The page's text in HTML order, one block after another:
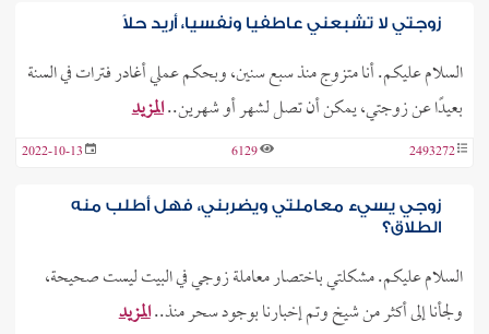
زوجتي لا تشبعني عاطفيا ونفسيا، أريد حلاً
السلام عليكم. أنا متزوج منذ سبع سنين، وبحكم عملي أغادر فترات في السنة
بعيدًا عن زوجتي، يمكن أن تصل لشهر أو شهرين..المزيد
2493272
6129
2022-10-13
زوجي يسيء معاملتي ويضربني، فهل أطلب منه
الطلاق؟
السلام عليكم. مشكلتي باختصار معاملة زوجي في البيت ليست صحيحة،
ولجأنا إلى أكثر من شيخ وتم إخبارنا بوجود سحر منذ..المزيد